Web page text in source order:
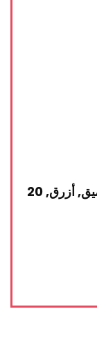
VITABBORRE طبق بلاستيك ايكيا عميق, أزرق, 20